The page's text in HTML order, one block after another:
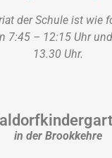
der Schule ist wie
7:45 – 12:15 Uhr
13.30 Uhr.
in der Brookkehre